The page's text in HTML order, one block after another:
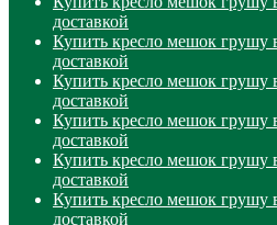
доставкой
Купить кресло мешок грушу
доставкой
Купить кресло мешок грушу
доставкой
Купить кресло мешок грушу
доставкой
Купить кресло мешок грушу
доставкой
Купить кресло мешок грушу
доставкой